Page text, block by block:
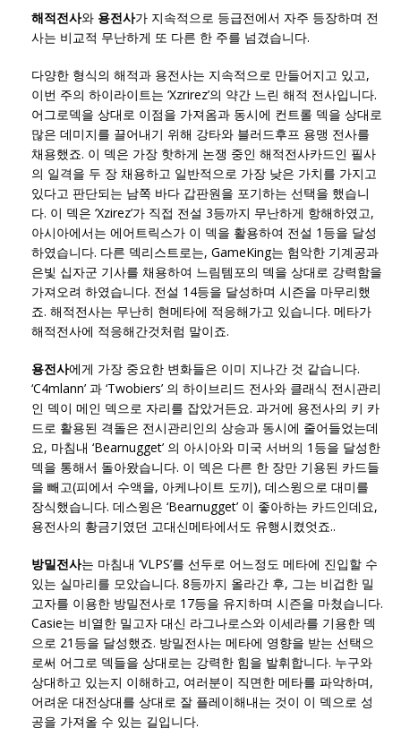
해적전사와 용전사가 지속적으로 등급전에서 자주 등장하며 전
사는 비교적 무난하게 또 다른 한 주를 넘겼습니다.
다양한 형식의 해적과 용전사는 지속적으로 만들어지고 있고,
이번 주의 하이라이트는 ‘Xzrirez’의 약간 느린 해적 전사입니다.
어그로덱을 상대로 이점을 가져옴과 동시에 컨트롤 덱을 상대로
많은 데미지를 끌어내기 위해 강타와 블러드후프 용맹 전사를
채용했죠. 이 덱은 가장 핫하게 논쟁 중인 해적전사카드인 필사
의 일격을 두 장 채용하고 일반적으로 가장 낮은 가치를 가지고
있다고 판단되는 남쪽 바다 갑판원을 포기하는 선택을 했습니
다. 이 덱은 ‘Xzirez’가 직접 전설 3등까지 무난하게 항해하였고,
아시아에서는 에어트릭스가 이 덱을 활용하여 전설 1등을 달성
하였습니다. 다른 덱리스트로는, GameKing는 험악한 기계공과
은빛 십자군 기사를 채용하여 느림템포의 덱을 상대로 강력함을
가져오려 하였습니다. 전설 14등을 달성하며 시즌을 마무리했
죠. 해적전사는 무난히 현메타에 적응해가고 있습니다. 메타가
해적전사에 적응해간것처럼 말이죠.
용전사에게 가장 중요한 변화들은 이미 지나간 것 같습니다.
‘C4mlann’ 과 ‘Twobiers’ 의 하이브리드 전사와 클래식 전시관리
인 덱이 메인 덱으로 자리를 잡았거든요. 과거에 용전사의 키 카
드로 활용된 격돌은 전시관리인의 상승과 동시에 줄어들었는데
요, 마침내 ‘Bearnugget’ 의 아시아와 미국 서버의 1등을 달성한
덱을 통해서 돌아왔습니다. 이 덱은 다른 한 장만 기용된 카드들
을 빼고(피에서 수액을, 아케나이트 도끼), 데스윙으로 대미를
장식했습니다. 데스윙은 ‘Bearnugget’ 이 좋아하는 카드인데요,
용전사의 황금기였던 고대신메타에서도 유행시켰엇죠..
방밀전사는 마침내 ‘VLPS’를 선두로 어느정도 메타에 진입할 수
있는 실마리를 모았습니다. 8등까지 올라간 후, 그는 비겁한 밀
고자를 이용한 방밀전사로 17등을 유지하며 시즌을 마쳤습니다.
Casie는 비열한 밀고자 대신 라그나로스와 이세라를 기용한 덱
으로 21등을 달성했죠. 방밀전사는 메타에 영향을 받는 선택으
로써 어그로 덱들을 상대로는 강력한 힘을 발휘합니다. 누구와
상대하고 있는지 이해하고, 여러분이 직면한 메타를 파악하며,
어려운 대전상대를 상대로 잘 플레이해내는 것이 이 덱으로 성
공을 가져올 수 있는 길입니다.